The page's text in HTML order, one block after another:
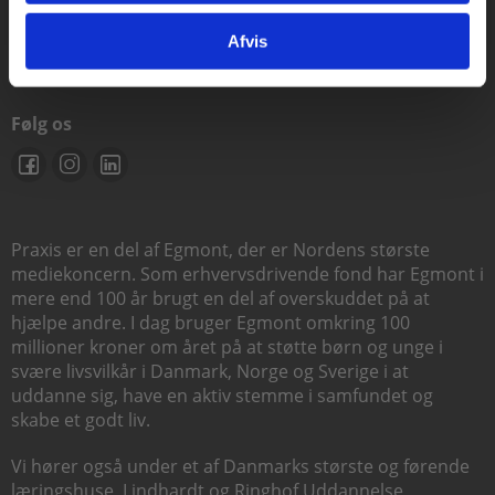
Afvis
Følg os
Praxis er en del af Egmont, der er Nordens største
mediekoncern. Som erhvervsdrivende fond har Egmont i
mere end 100 år brugt en del af overskuddet på at
hjælpe andre. I dag bruger Egmont omkring 100
millioner kroner om året på at støtte børn og unge i
svære livsvilkår i Danmark, Norge og Sverige i at
uddanne sig, have en aktiv stemme i samfundet og
skabe et godt liv.
Vi hører også under et af Danmarks største og førende